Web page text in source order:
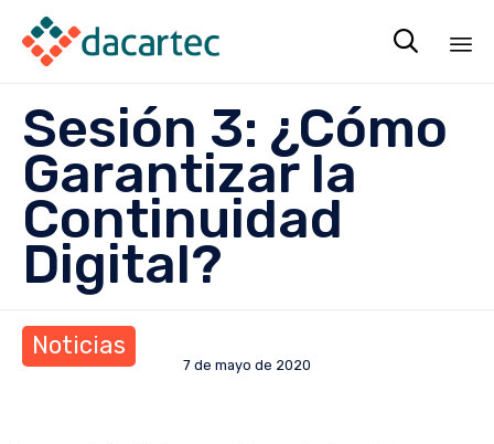

Sesión 3: ¿Cómo
Garantizar la
Continuidad
Digital?
Noticias
7 de mayo de 2020